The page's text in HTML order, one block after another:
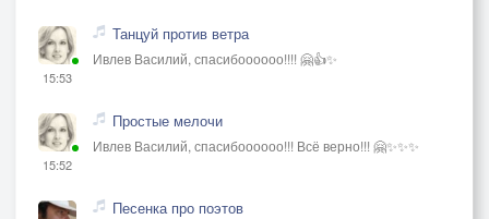
15:53
Танцуй против ветра
Ивлев Василий, спасибоооооо!!!! 🤗👍✨
15:52
Простые мелочи
Ивлев Василий, спасибоооооо!!! Всё верно!!! 🤗✨✨✨
Песенка про поэтов